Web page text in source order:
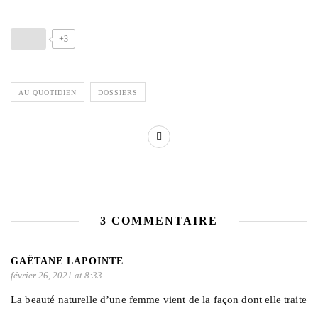
+3
AU QUOTIDIEN DOSSIERS
3 COMMENTAIRE
GAËTANE LAPOINTE
février 26, 2021 at 8:33
La beauté naturelle d’une femme vient de la façon dont elle traite